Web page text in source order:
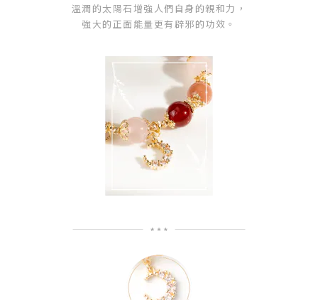
溫潤的太陽石增強人們自身的親和力，
強大的正面能量更有辟邪的功效。